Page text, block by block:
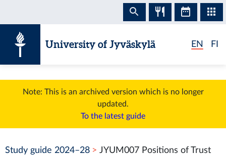
University of Jyväskylä EN FI
Note: This is an archived version which is no longer
updated.
To the latest guide
Study guide 2024–28 JYUM007 Positions of Trust